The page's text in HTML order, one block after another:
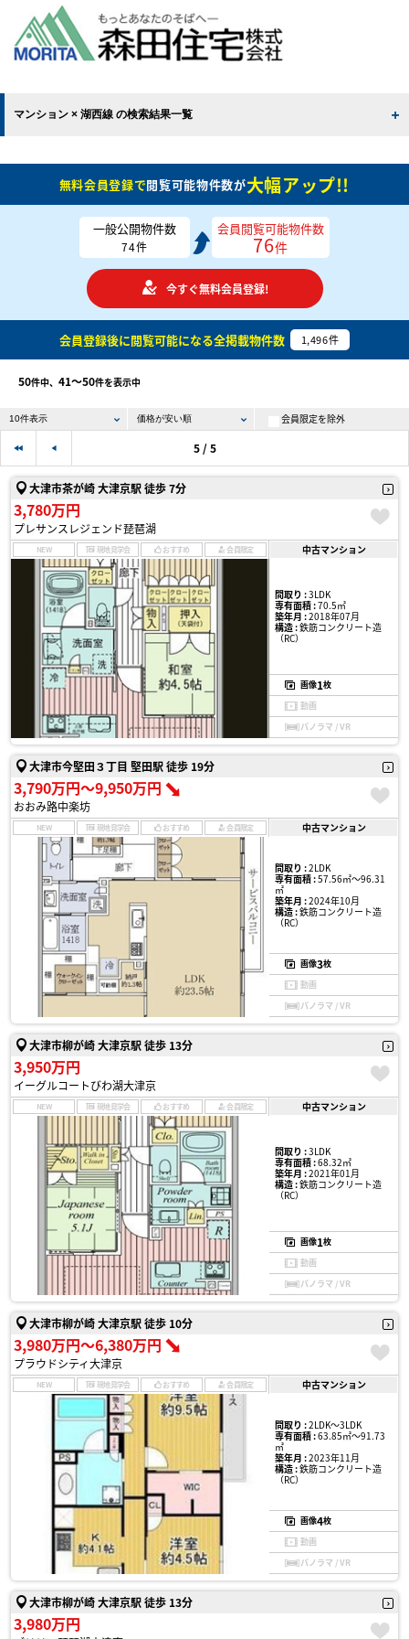
マンション × 湖西線 の検索結果一覧
無料会員登録で閲覧可能物件数が大幅アップ!!
一般公開物件数
74件
会員閲覧可能物件数
76件
今すぐ無料会員登録!
会員登録後に閲覧可能になる全掲載物件数 1,496件
50件中、 41〜50件を表示中
会員限定を除外
5 / 5
大津市茶が崎 大津京駅 徒歩 7分
3,780万円
プレサンスレジェンド琵琶湖
NEW 現地見学会 おすすめ 会員限定 中古マンション
間取り :3LDK
専有面積 :70.5㎡
築年月 :2018年07月
構造 :鉄筋コンクリート造
（RC）
画像1枚
動画
パノラマ / VR
大津市今堅田３丁目 堅田駅 徒歩 19分
3,790万円〜9,950万円
おおみ路中楽坊
NEW 現地見学会 おすすめ 会員限定 中古マンション
間取り :2LDK
専有面積 :57.56㎡〜96.31
㎡
築年月 :2024年10月
構造 :鉄筋コンクリート造
（RC）
画像3枚
動画
パノラマ / VR
大津市柳が崎 大津京駅 徒歩 13分
3,950万円
イーグルコートびわ湖大津京
NEW 現地見学会 おすすめ 会員限定 中古マンション
間取り :3LDK
専有面積 :68.32㎡
築年月 :2021年01月
構造 :鉄筋コンクリート造
（RC）
画像1枚
動画
パノラマ / VR
大津市柳が崎 大津京駅 徒歩 10分
3,980万円〜6,380万円
プラウドシティ大津京
NEW 現地見学会 おすすめ 会員限定 中古マンション
間取り :2LDK〜3LDK
専有面積 :63.85㎡〜91.73
㎡
築年月 :2023年11月
構造 :鉄筋コンクリート造
（RC）
画像4枚
動画
パノラマ / VR
大津市柳が崎 大津京駅 徒歩 13分
3,980万円